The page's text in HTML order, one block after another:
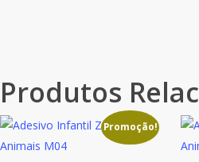
Produtos
Promoção!